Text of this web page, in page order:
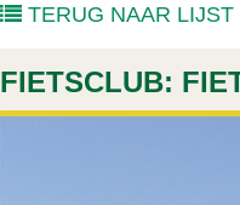
TERUG NAAR LIJST
FIETSCLUB: